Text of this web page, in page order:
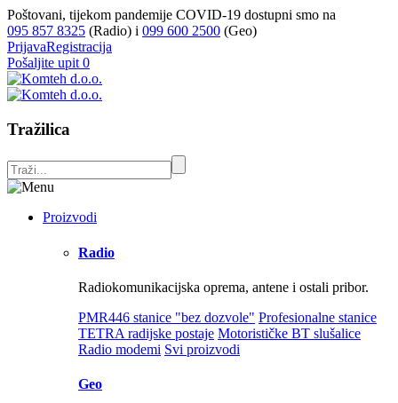
Poštovani, tijekom pandemije COVID-19 dostupni smo na
095 857 8325 (Radio) i 099 600 2500 (Geo)
PrijavaRegistracija
Pošaljite upit 0
Tražilica
Proizvodi
Radio
Radiokomunikacijska oprema, antene i ostali pribor.
PMR446 stanice "bez dozvole" Profesionalne stanice
TETRA radijske postaje Motorističke BT slušalice
Radio modemi Svi proizvodi
Geo